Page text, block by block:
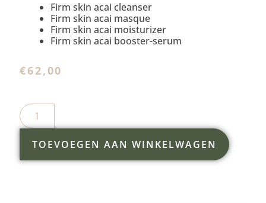
Firm skin acai cleanser
Firm skin acai masque
Firm skin acai moisturizer
Firm skin acai booster-serum
€62,00
TOEVOEGEN AAN WINKELWAGEN